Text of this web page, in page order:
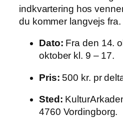
indkvartering hos
du kommer langvejs fra.
Dato: Fra den 14.
oktober kl. 9 – 17.
Pris: 500 kr. pr
Sted:
4760 Vordingborg.